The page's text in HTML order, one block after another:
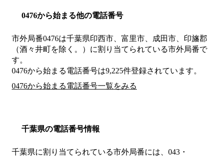
0476から始まる他の電話番号
市外局番0476は千葉県印西市、富里市、成田市、印旛郡
（酒々井町を除く。） に割り当てられている市外局番で
す。
0476から始まる電話番号は9,225件登録されています。
0476から始まる電話番号一覧をみる
千葉県の電話番号情報
千葉県に割り当てられている市外局番には、043・